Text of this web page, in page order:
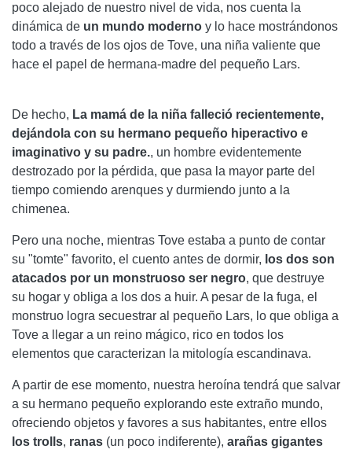
poco alejado de nuestro nivel de vida, nos cuenta la
dinámica de un mundo moderno y lo hace mostrándonos
todo a través de los ojos de Tove, una niña valiente que
hace el papel de hermana-madre del pequeño Lars.
De hecho, La mamá de la niña falleció recientemente,
dejándola con su hermano pequeño hiperactivo e
imaginativo y su padre., un hombre evidentemente
destrozado por la pérdida, que pasa la mayor parte del
tiempo comiendo arenques y durmiendo junto a la
chimenea.
Pero una noche, mientras Tove estaba a punto de contar
su "tomte" favorito, el cuento antes de dormir, los dos son
atacados por un monstruoso ser negro, que destruye
su hogar y obliga a los dos a huir. A pesar de la fuga, el
monstruo logra secuestrar al pequeño Lars, lo que obliga a
Tove a llegar a un reino mágico, rico en todos los
elementos que caracterizan la mitología escandinava.
A partir de ese momento, nuestra heroína tendrá que salvar
a su hermano pequeño explorando este extraño mundo,
ofreciendo objetos y favores a sus habitantes, entre ellos
los trolls, ranas (un poco indiferente), arañas gigantes